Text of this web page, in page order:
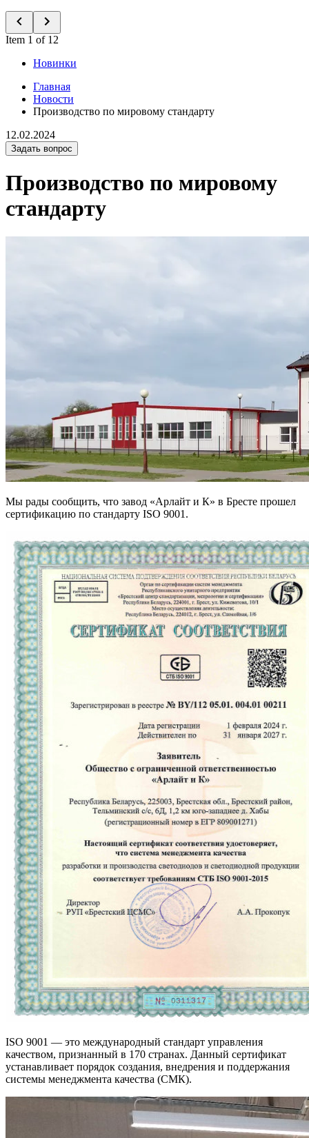
Item 1 of 12
Новинки
Главная
Новости
Производство по мировому стандарту
12.02.2024
Задать вопрос
Производство по мировому
стандарту
Мы рады сообщить, что завод «Арлайт и К» в Бресте прошел
сертификацию по стандарту ISO 9001.
ISO 9001 — это международный стандарт управления
качеством, признанный в 170 странах. Данный сертификат
устанавливает порядок создания, внедрения и поддержания
системы менеджмента качества (СМК).